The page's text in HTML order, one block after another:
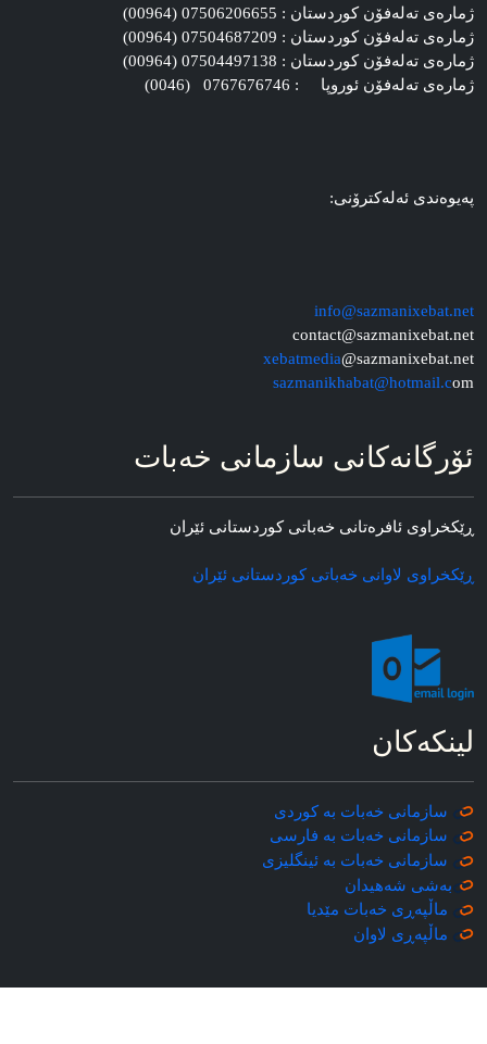
ژماره‌ی ته‌له‌فۆن کوردستان : 07506206655 (00964)
ژماره‌ی ته‌له‌فۆن کوردستان : 07504687209 (00964)
ژماره‌ی ته‌له‌فۆن کوردستان : 07504497138 (00964)
ژماره‌ی ته‌له‌فۆن ئوروپا : 0767676746 (0046)
په‌یوه‌ندی ئه‌له‌کترۆنی:
info@sazmanixebat.net
contact@sazmanixebat.net
xebatmedia@sazmanixebat.net
sazmanikhabat@hotmail.com
ئۆرگانه‌کانی سازمانی خه‌بات
ڕێکخراوی ئافره‌تانی خه‌باتی کوردستانی ئێران
ڕێکخراوی لاوانی خه‌باتی کوردستانی ئێران
لینکه‌کان
سازمانی خه‌بات به کوردی
سازمانی خه‌بات به فارسی
سازمانی خه‌بات به ئینگلیزی
به‌شی شه‌هیدان
ماڵپه‌ڕی خه‌بات مێدیا
ماڵپه‌ڕی لاوان